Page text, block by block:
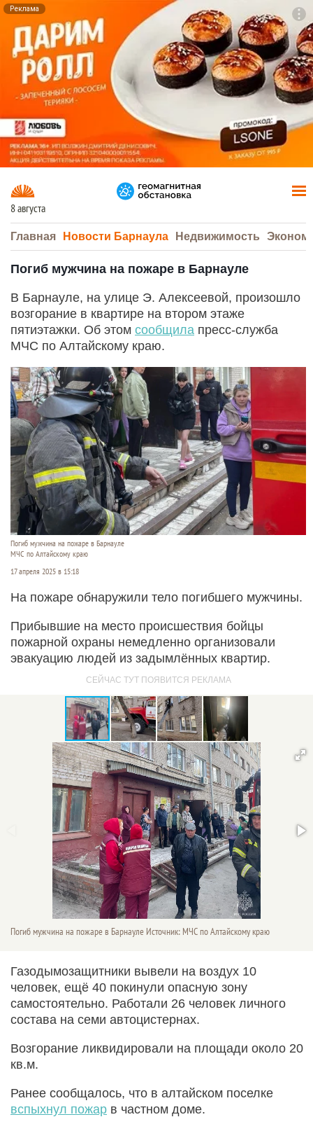
Реклама
8 августа
Главная Новости Барнаула Недвижимость
Погиб мужчина на пожаре в Барнауле
В Барнауле, на улице Э. Алексеевой, произошло
возгорание в квартире на втором этаже
пятиэтажки. Об этом сообщила пресс-служба
МЧС по Алтайскому краю.
Погиб мужчина на пожаре в Барнауле
МЧС по Алтайскому краю
17 апреля 2025 в 15:18
На пожаре обнаружили тело погибшего мужчины.
Прибывшие на место происшествия бойцы
пожарной охраны немедленно организовали
эвакуацию людей из задымлённых квартир.
Погиб мужчина на пожаре в Барнауле Источник: МЧС по Алтайскому краю
Газодымозащитники вывели на воздух 10
человек, ещё 40 покинули опасную зону
самостоятельно. Работали 26 человек личного
состава на семи автоцистернах.
Возгорание ликвидировали на площади около 20
кв.м.
Ранее сообщалось, что в алтайском поселке
вспыхнул пожар в частном доме.